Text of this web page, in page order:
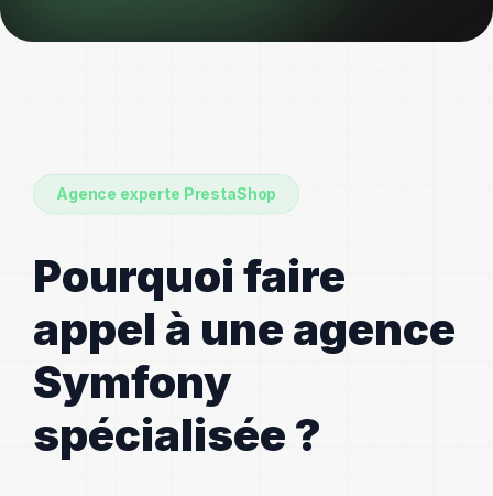
Agence experte PrestaShop
Pourquoi faire
appel à une agence
Symfony
spécialisée ?